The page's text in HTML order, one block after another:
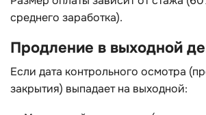
среднего заработка).
Продление в выходной
Если дата контрольного осмотра
закрытия) выпадает на выходной: